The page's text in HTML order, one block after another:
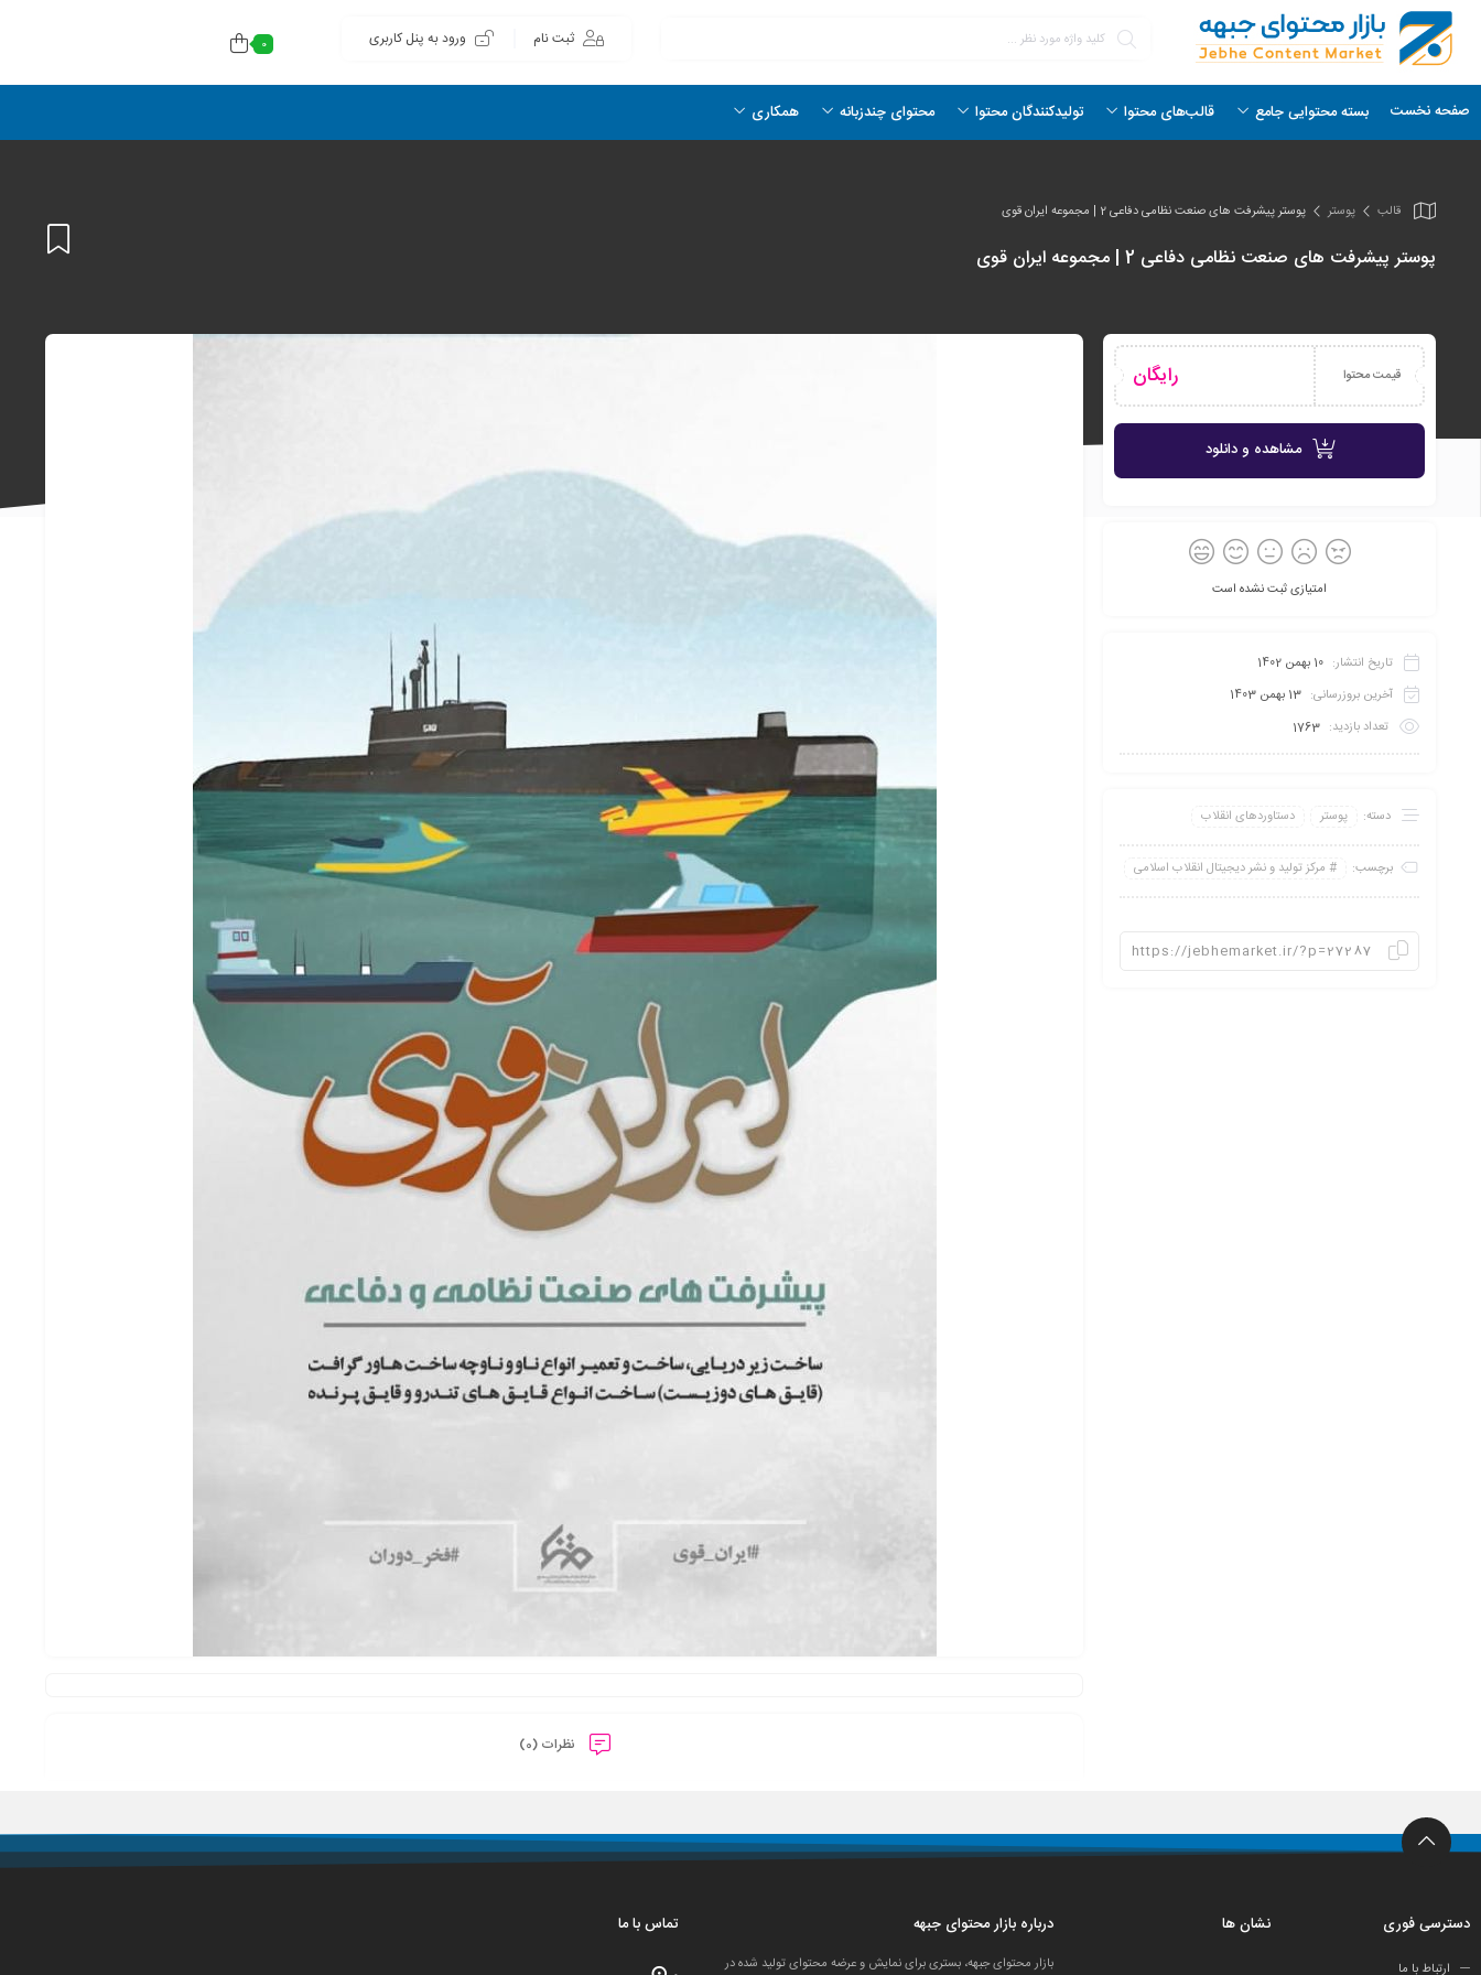
ثبت نام ورود به پنل کاربری 0
صفحه نخست بسته محتوایی جامع قالب‌های محتوا تولیدکنندگان محتوا محتوای چندزبانه همکاری
قالب پوستر پوستر پیشرفت های صنعت نظامی دفاعی 2 | مجموعه ایران قوی
پوستر پیشرفت های صنعت نظامی دفاعی 2 | مجموعه ایران قوی
نظرات (0)
قیمت محتوا رایگان
مشاهده و دانلود
امتیازی ثبت نشده است
تاریخ انتشار: 10 بهمن 1402
آخرین بروزرسانی: 13 بهمن 1403
تعداد بازدید: 1763
دسته: پوستر دستاوردهای انقلاب
برچسب: مرکز تولید و نشر دیجیتال انقلاب اسلامی
دسترسی فوری
ارتباط با ما
نشان ها درباره بازار محتوای جبهه
بازار محتوای جبهه، بستری برای نمایش و عرضه محتوای تولید شده در
تماس با ما